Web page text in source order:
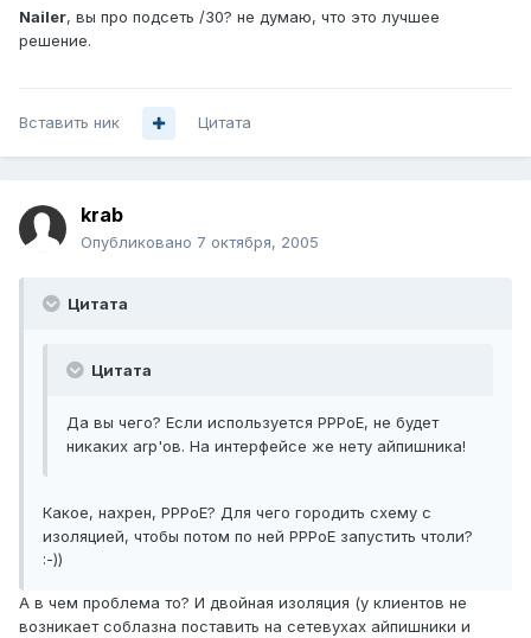
Nailer, вы про подсеть /30? не думаю, что это лучшее
решение.
Вставить ник Цитата
krab
Опубликовано 7 октября, 2005
Цитата
Цитата
Да вы чего? Если используется PPPoE, не будет
никаких arp'ов. На интерфейсе же нету айпишника!
Какое, нахрен, PPPoE? Для чего городить схему с
изоляцией, чтобы потом по ней PPPoE запустить чтоли?
:-))
А в чем проблема то? И двойная изоляция (у клиентов не
возникает соблазна поставить на сетевухах айпишники и